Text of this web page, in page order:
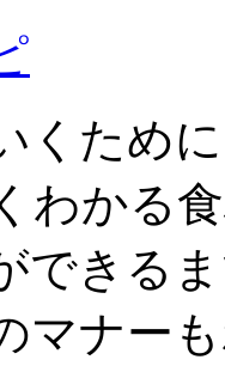
くため
わかる
できる
マナー